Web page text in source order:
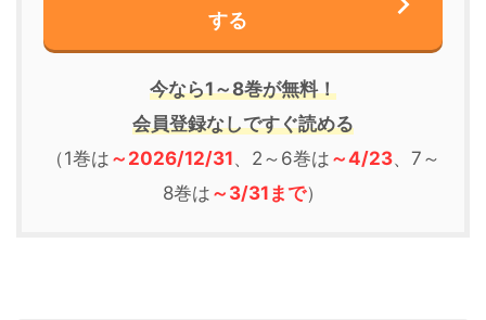
する
今なら1～8巻が無料！
会員登録なしですぐ読める
（1巻は ～2026/12/31、2～6巻は ～4/23、7～
8巻は ～3/31まで）